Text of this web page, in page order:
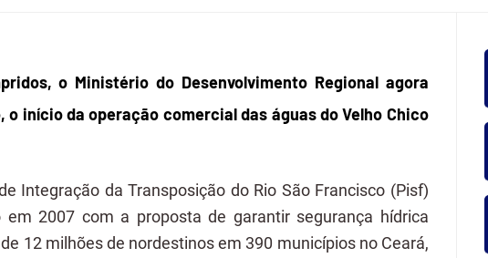
o Ministério do Desenvolvimento Regional agora
o início da operação comercial das águas do Velho Chico
Integração da Transposição do Rio São Francisco (Pisf)
em 2007 com a proposta de garantir segurança hídrica
12 milhões de nordestinos em 390 municípios no Ceará,